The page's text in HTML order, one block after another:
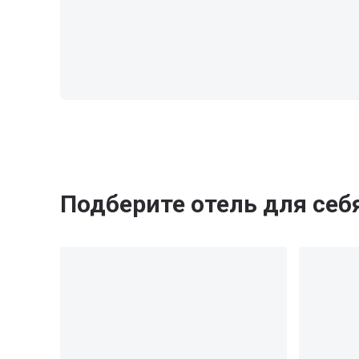
Подберите отель для